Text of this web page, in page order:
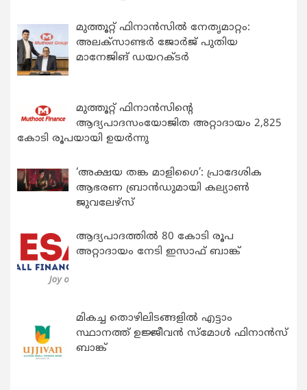
മുത്തൂറ്റ് ഫിനാൻസിൽ നേതൃമാറ്റം:
അലക്സാണ്ടർ ജോർജ് പുതിയ
മാനേജിങ് ഡയറക്ടർ
മുത്തൂറ്റ് ഫിനാൻസിന്റെ
ആദ്യപാദസംയോജിത അറ്റാദായം 2,825
കോടി രൂപയായി ഉയർന്നു
‘അക്ഷയ തങ്ക മാളിഗൈ’: പ്രാദേശിക
ആഭരണ ബ്രാന്‍ഡുമായി കല്യാണ്‍
ജുവലേഴ്‌സ്
ആദ്യപാദത്തിൽ 80 കോടി രൂപ
അറ്റാദായം നേടി ഇസാഫ് ബാങ്ക്
മികച്ച തൊഴിലിടങ്ങളിൽ എട്ടാം
സ്ഥാനത്ത് ഉജ്ജീവൻ സ്മോൾ ഫിനാൻസ്
ബാങ്ക്